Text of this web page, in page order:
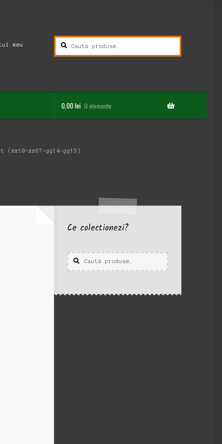
meu
Caută
după:
Caută
0,00lei 0 elemente
zz87-gg14-gg15)
Ce colectionezi?
Caută
după:
Caută